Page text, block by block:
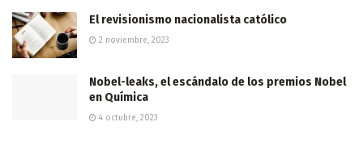
El revisionismo nacionalista católico
2 noviembre, 2023
Nobel-leaks, el escándalo de los premios Nobel
en Química
4 octubre, 2023